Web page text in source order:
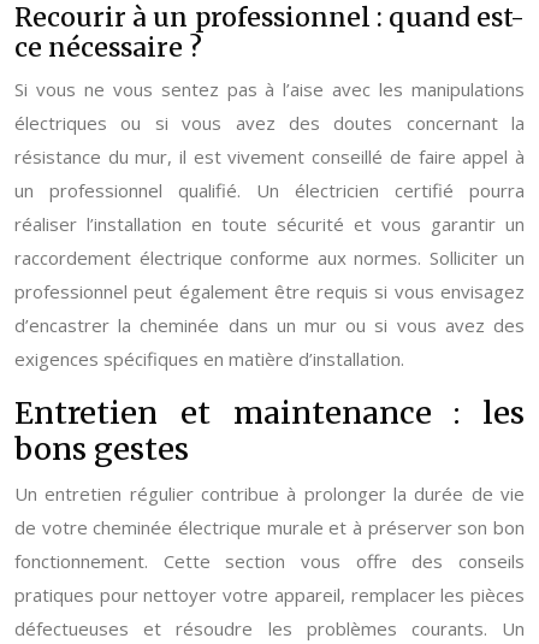
Recourir à un professionnel : quand est-
ce nécessaire ?
Si vous ne vous sentez pas à l’aise avec les manipulations
électriques ou si vous avez des doutes concernant la
résistance du mur, il est vivement conseillé de faire appel à
un professionnel qualifié. Un électricien certifié pourra
réaliser l’installation en toute sécurité et vous garantir un
raccordement électrique conforme aux normes. Solliciter un
professionnel peut également être requis si vous envisagez
d’encastrer la cheminée dans un mur ou si vous avez des
exigences spécifiques en matière d’installation.
Entretien et maintenance : les
bons gestes
Un entretien régulier contribue à prolonger la durée de vie
de votre cheminée électrique murale et à préserver son bon
fonctionnement. Cette section vous offre des conseils
pratiques pour nettoyer votre appareil, remplacer les pièces
défectueuses et résoudre les problèmes courants. Un